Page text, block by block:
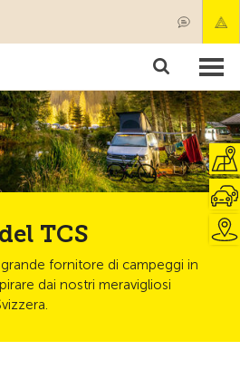
TCS
fornitore di campeggi in
dai nostri meravigliosi